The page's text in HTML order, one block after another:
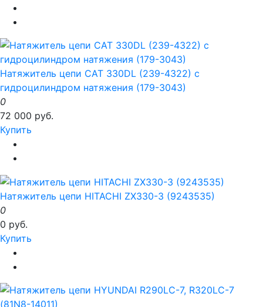
Натяжитель цепи CAT 330DL (239-4322) с
гидроцилиндром натяжения (179-3043)
0
72 000 руб.
Купить
Натяжитель цепи HITACHI ZX330-3 (9243535)
0
0 руб.
Купить